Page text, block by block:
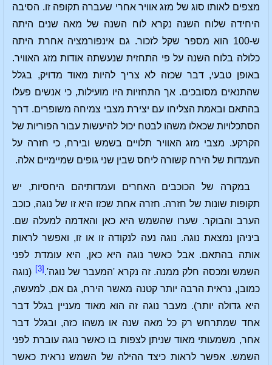
מצפים לאותו סוג של מזג אוויר אחרי שעברה תקופה זו. הסיבה
היחידה שלוח השנה נקרא לוח השנה של מאה שנים היתה
ש-100 הוא מספר שקל לזכור. גם אינפורמציה אחרת היתה
כלולה בלוח השנה על פי התחזית שנעשתה אודות מזג האוויר.
באופן טבעי, דבר שכזה לא צריך להיות מאוד מדויק, בגלל
שהתנאים מסובכים. אך התחזיות היו מועילות, כי אנשים פעלו
בהתאם ובאמת הצליחו עם יצירת מצבי צמיחה משופרים. דרך
הסתכלויות שכאלו משהו לבטח יכול להיעשות עבור הפוריות של
הקרקע. מצבי מזג האוויר תלויים בשמש ובירח, כי חזרה על
העמדות של הירח קשורה ליחס שבין שני גופים שמיימיים אלה.
במקרה של הכוכבים האחרים ועמדותיהם היחסיות, יש
תקופות שונות של חזרה. חזרה אחת שכזו היא זו של נוגה, כוכב
הערב והבוקר. שערו שהשמש היא כאן והאדמה למעלה שם.
ביניהן נמצאת נוגה. נוגה נעה לנקודה זו או זו, ואפשר לראות
אותה בהתאם. אבל כאשר נוגה היא כאן, היא עומדת לפני
השמש ומכסה חלק ממנה. זה נקרא 'המעבר של נוגה'. [3]
(נוגה
כמובן, נראית הרבה יותר קטנה מאשר הירח, גם אם, למעשה,
היא גדולה יותר). מעבר נוגה זה הוא מאוד מעניין בגלל דבר
אחד שמתרחש רק כל מאה שנה או משהו כזה, ובגלל דבר
אחר, משמעותי מאוד שניתן לצפות בו כאשר נוגה עוברת לפני
השמש. אפשר לראות כיצד ההילה של השמש נראית כאשר